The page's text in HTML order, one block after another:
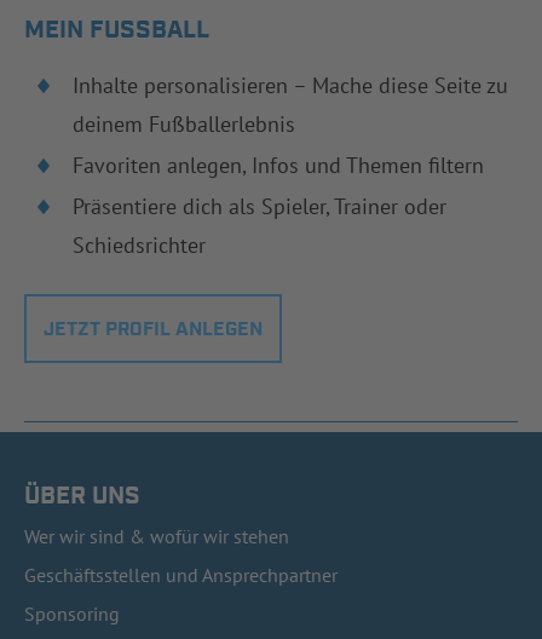
MEIN FUSSBALL
Inhalte personalisieren – Mache diese Seite zu
deinem Fußballerlebnis
Favoriten anlegen, Infos und Themen filtern
Präsentiere dich als Spieler, Trainer oder
Schiedsrichter
JETZT PROFIL ANLEGEN
ÜBER UNS
Wer wir sind & wofür wir stehen
Geschäftsstellen und Ansprechpartner
Sponsoring